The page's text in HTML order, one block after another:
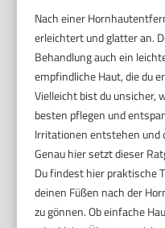
Nach einer
erleichtert und glatter an.
Behandlung auch ein
empfindliche Haut, die du
Vielleicht bist du unsicher,
besten pflegen und
Irritationen entstehen und
Genau hier setzt dieser
Du findest hier praktische
deinen Füßen nach der
zu gönnen. Ob einfache